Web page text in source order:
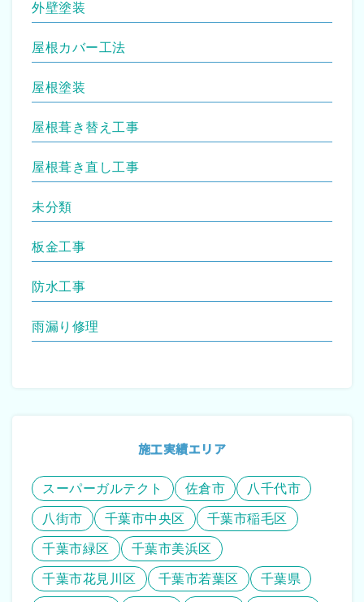
外壁塗装
屋根カバー工法
屋根塗装
屋根葺き替え工事
屋根葺き直し工事
未分類
板金工事
防水工事
雨漏り修理
施工実績エリア
スーパーガルテクト 佐倉市 八千代市
八街市 千葉市中央区 千葉市稲毛区
千葉市緑区 千葉市美浜区
千葉市花見川区 千葉市若葉区 千葉県